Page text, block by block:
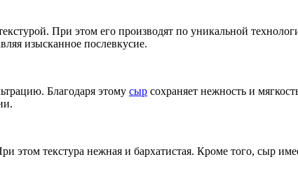
При этом его производят по уникальной
изысканное послевкусие.
Благодаря этому сыр сохраняет нежность и
этом текстура нежная и бархатистая. Кроме того, сыр